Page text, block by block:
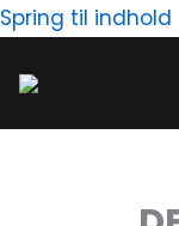
Spring til indhold